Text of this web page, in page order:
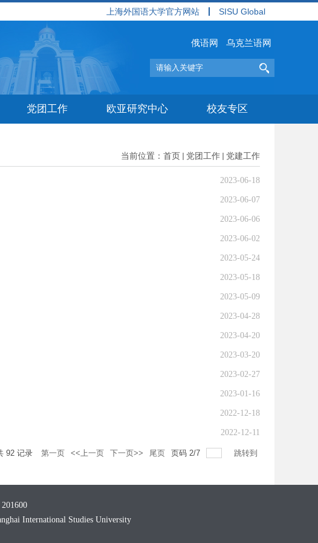
上海外国语大学官方网站 SISU Global
俄语网 乌克兰语网
党团工作 欧亚研究中心 校友专区
当前位置： 首页 党团工作 党建工作
2023-06-18
2023-06-07
2023-06-06
2023-06-02
2023-05-24
2023-05-18
2023-05-09
2023-04-28
2023-04-20
2023-03-20
2023-02-27
2023-01-16
2022-12-18
2022-12-11
92 记录 第一页 <<上一页 下一页>> 尾页 页码 2/7 跳转到
International Studies University